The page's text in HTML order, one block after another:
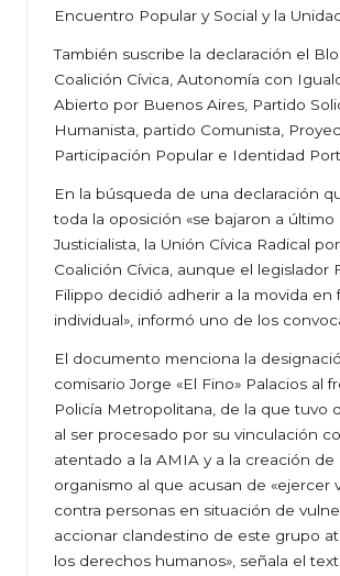
Encuentro Popular y Social y la
También suscribe la declaración el
Coalición Cívica, Autonomía con
Abierto por Buenos Aires, Partido
Humanista, partido Comunista,
Participación Popular e Identidad
En la búsqueda de una declaración
toda la oposición «se bajaron a último
Justicialista, la Unión Cívica Radical
Coalición Cívica, aunque el legislador
Filippo decidió adherir a la movida en
individual», informó uno de los
El documento menciona la
comisario Jorge «El Fino» Palacios al
Policía Metropolitana, de la que tuvo
al ser procesado por su vinculación
atentado a la AMIA y a la creación de
organismo al que acusan de «ejercer
contra personas en situación de
accionar clandestino de este grupo
los derechos humanos», señala el